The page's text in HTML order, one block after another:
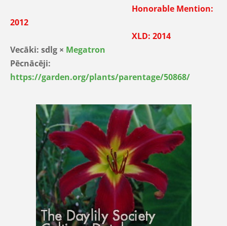
Honorable Mention:
2012
XLD: 2014
Vecāki: sdlg × Megatron
Pēcnācēji:
https://garden.org/plants/parentage/50868/